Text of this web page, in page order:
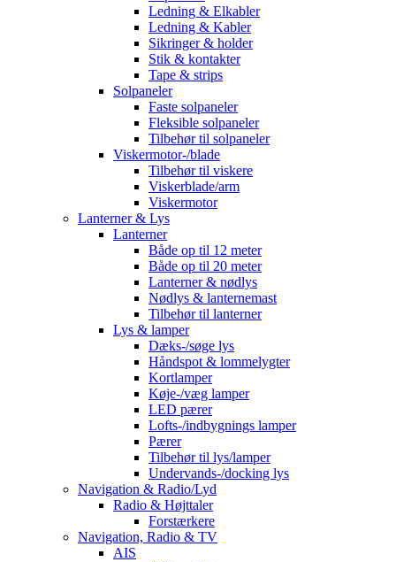
Ledning & Elkabler
Ledning & Kabler
Sikringer & holder
Stik & kontakter
Tape & strips
Solpaneler
Faste solpaneler
Fleksible solpaneler
Tilbehør til solpaneler
Viskermotor-/blade
Tilbehør til viskere
Viskerblade/arm
Viskermotor
Lanterner & Lys
Lanterner
Både op til 12 meter
Både op til 20 meter
Lanterner & nødlys
Nødlys & lanternemast
Tilbehør til lanterner
Lys & lamper
Dæks-/søge lys
Håndspot & lommelygter
Kortlamper
Køje-/væg lamper
LED pærer
Lofts-/indbygnings lamper
Pærer
Tilbehør til lys/lamper
Undervands-/docking lys
Navigation & Radio/Lyd
Radio & Højttaler
Forstærkere
Navigation, Radio & TV
AIS